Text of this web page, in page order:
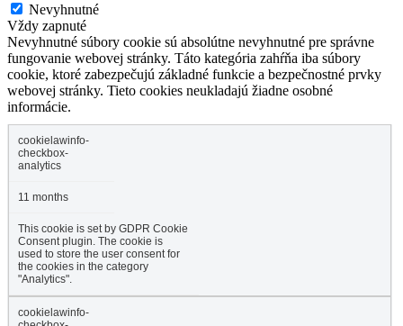
Nevyhnutné
Vždy zapnuté
Nevyhnutné súbory cookie sú absolútne nevyhnutné pre správne
fungovanie webovej stránky. Táto kategória zahŕňa iba súbory
cookie, ktoré zabezpečujú základné funkcie a bezpečnostné prvky
webovej stránky. Tieto cookies neukladajú žiadne osobné
informácie.
cookielawinfo-
checkbox-
analytics
11 months
This cookie is set by GDPR Cookie
Consent plugin. The cookie is
used to store the user consent for
the cookies in the category
"Analytics".
cookielawinfo-